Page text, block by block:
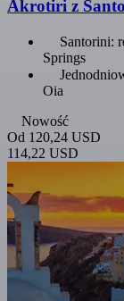
Akrotiri z
Santorini:
Springs
Oia
Nowość
Od 120,24 USD
114,22 USD